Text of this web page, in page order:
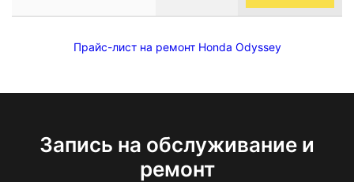
Прайс-лист на ремонт Honda Odyssey
Запись на обслуживание и
ремонт